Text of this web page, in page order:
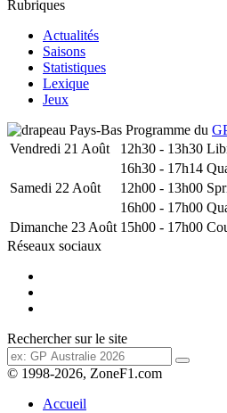
Rubriques
Actualités
Saisons
Statistiques
Lexique
Jeux
Programme du
Vendredi 21 Août
12h30 - 13h30
16h30 - 17h14
Samedi 22 Août
12h00 - 13h00
16h00 - 17h00
Dimanche 23 Août 15h00 - 17h00
Réseaux sociaux
Rechercher sur le site
© 1998-2026, ZoneF1.com
Accueil